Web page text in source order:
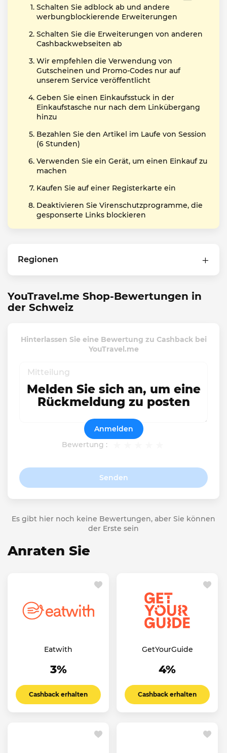
Schalten Sie adblock ab und andere
werbungblockierende Erweiterungen
Schalten Sie die Erweiterungen von anderen
Cashbackwebseiten ab
Wir empfehlen die Verwendung von
Gutscheinen und Promo-Codes nur auf
unserem Service veröffentlicht
Geben Sie einen Einkaufsstuck in der
Einkaufstasche nur nach dem Linkübergang
hinzu
Bezahlen Sie den Artikel im Laufe von Session
(6 Stunden)
Verwenden Sie ein Gerät, um einen Einkauf zu
machen
Kaufen Sie auf einer Registerkarte ein
Deaktivieren Sie Virenschutzprogramme, die
gesponserte Links blockieren
Regionen
YouTravel.me Shop-Bewertungen in
der Schweiz
Hinterlassen Sie eine Bewertung zu Cashback bei
YouTravel.me
Bewertung :
Senden
Melden Sie sich an, um eine
Rückmeldung zu posten
Anmelden
Es gibt hier noch keine Bewertungen, aber Sie können
der Erste sein
Anraten Sie
Eatwith
3%
Cashback erhalten
GetYourGuide
4%
Cashback erhalten